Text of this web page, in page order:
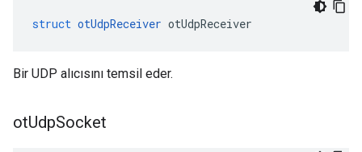
struct otUdpReceiver otUdpReceiver
Bir UDP alıcısını temsil eder.
otUdpSocket